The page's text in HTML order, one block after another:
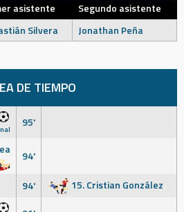
asistente
Segundo asistente
Silvera Jonathan Peña
DE TIEMPO
95'
94'
94'
15. Cristian González